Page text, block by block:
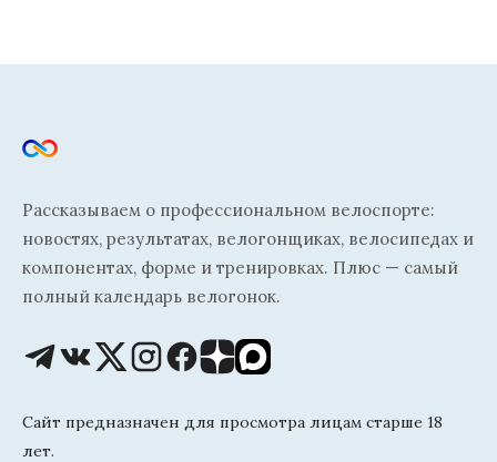
Рассказываем о профессиональном велоспорте:
новостях, результатах, велогонщиках, велосипедах и
компонентах, форме и тренировках. Плюс — самый
полный календарь велогонок.
Сайт предназначен для просмотра лицам старше 18
лет.